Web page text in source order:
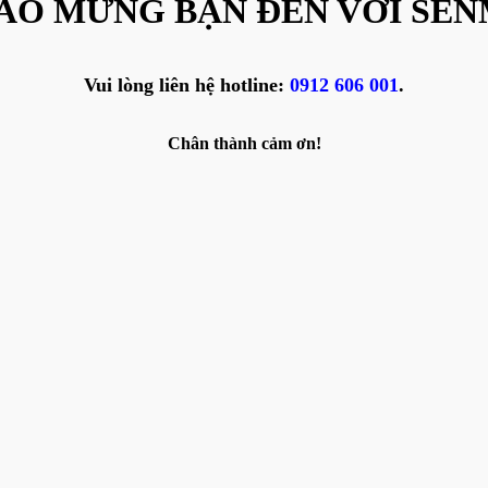
MỪNG BẠN ĐẾN VỚI
Vui lòng liên hệ hotline: 0912 606 001.
Chân thành cảm ơn!